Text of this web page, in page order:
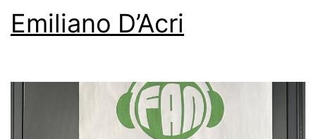
Emiliano D’Acri